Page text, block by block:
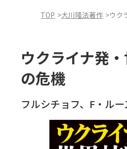
一般書
絵本
雑誌
TOP 大川隆法著作 ウク
ウクライナ発
の危機
フルシチョフ、F・ル